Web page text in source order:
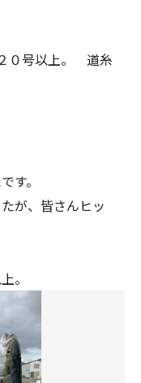
０号以上。 道糸
す。
が、皆さんヒッ
。